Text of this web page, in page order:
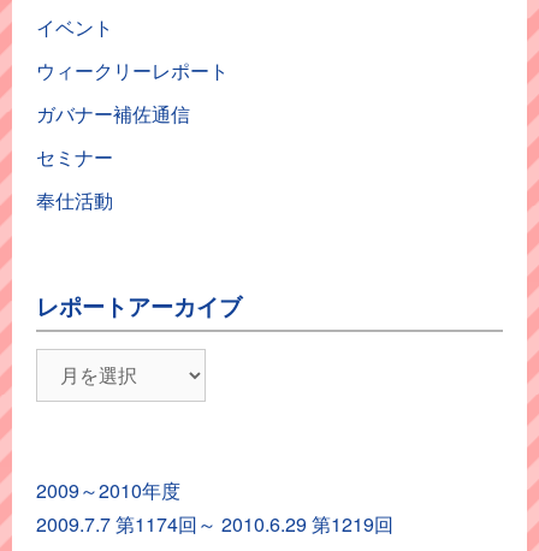
イベント
ウィークリーレポート
ガバナー補佐通信
セミナー
奉仕活動
レポートアーカイブ
ポ
ア
ー
2009～2010年度
2009.7.7 第1174回～ 2010.6.29 第1219回